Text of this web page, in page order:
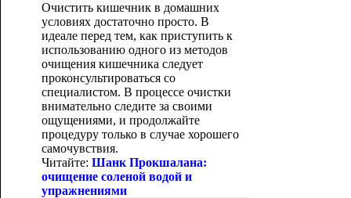
Очистить кишечник в домашних
условиях достаточно просто. В
идеале перед тем, как приступить к
использованию одного из методов
очищения кишечника следует
проконсультироваться со
специалистом. В процессе очистки
внимательно следите за своими
ощущениями, и продолжайте
процедуру только в случае хорошего
самочувствия.
Читайте: Шанк Прокшалана:
очищение соленой водой и
упражнениями